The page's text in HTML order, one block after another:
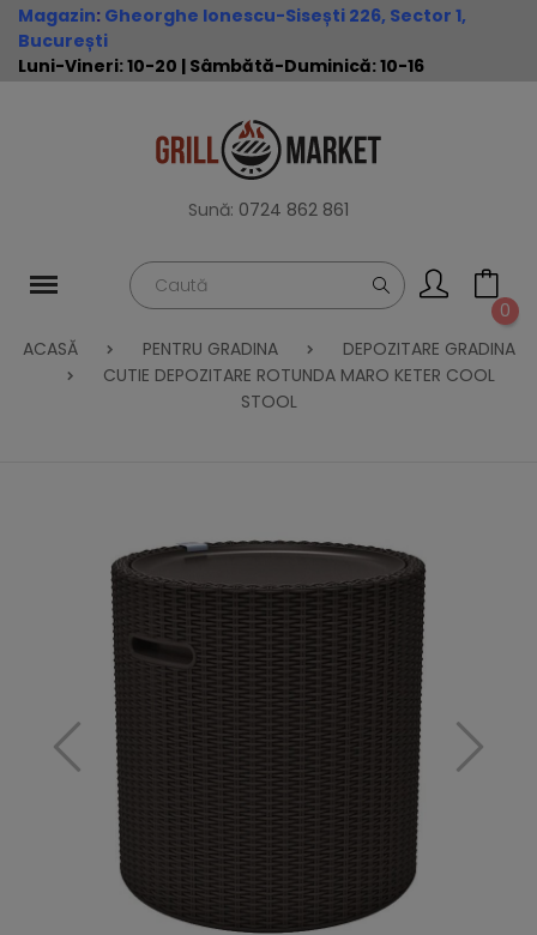
Magazin: Gheorghe Ionescu-Sisești 226, Sector 1,
București
Luni-Vineri: 10-20 | Sâmbătă-Duminică: 10-16
Sună: 0724 862 861
0
ACASĂ
PENTRU GRADINA
DEPOZITARE GRADINA
CUTIE DEPOZITARE ROTUNDA MARO KETER COOL
STOOL